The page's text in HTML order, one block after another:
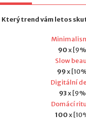
Který trend vám letos
90x
Slow
99x
Digitální
93x
Domácí
100x